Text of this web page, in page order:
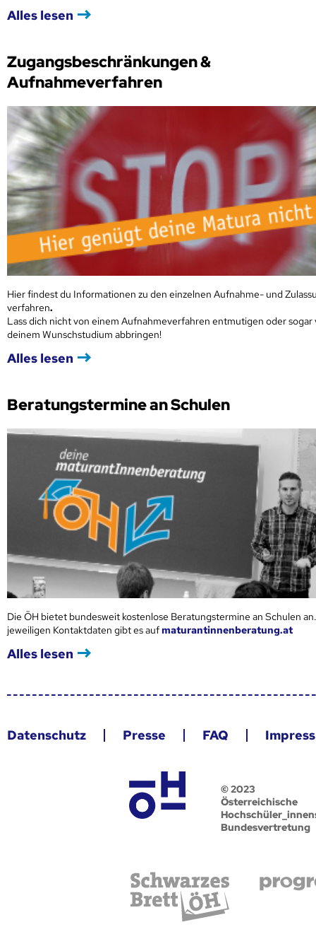
Alles lesen
Zugangsbeschränkungen &
Aufnahmeverfahren
Hier findest du Informationen zu den einzelnen Aufnahme- und
verfahren.
Lass dich nicht von einem Aufnahmeverfahren entmutigen oder sogar
deinem Wunschstudium abbringen!
Alles lesen
Beratungstermine an Schulen
Die ÖH bietet bundesweit kostenlose Beratungstermine an Schulen
jeweiligen Kontaktdaten gibt es aufmaturantinnenberatung.at
Alles lesen
Datenschutz Presse FAQ
© 2023
Österreichische
Bundesvertretung